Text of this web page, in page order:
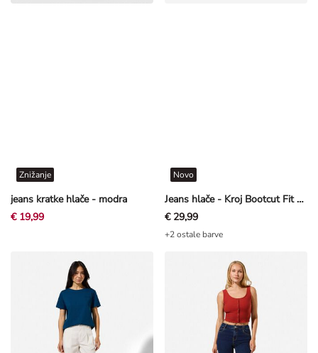
jeans kratke hlače - modra
Znižanje
€ 19,99
Jeans hlače - Kroj Bootcut Fit - temno modra
Novo
€ 29,99
+2 ostale barve